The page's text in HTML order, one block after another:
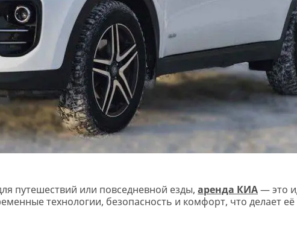
путешествий или повседневной езды, аренда КИА— это
технологии, безопасность и комфорт, что делает